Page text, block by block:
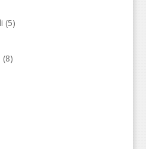
(5)
(8)